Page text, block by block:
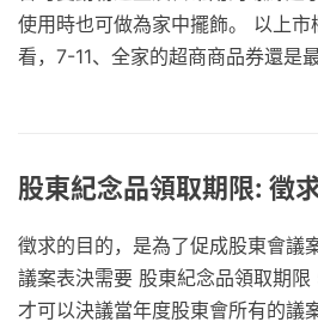
使用時也可做為家中擺飾。 以上
看，7-11、全家的超商商品券還是最
股東紀念品領取期限: 徵
徵求的目的，是為了促成股東會議
議案表決需要 股東紀念品領取期限
才可以決議當年度股東會所有的議